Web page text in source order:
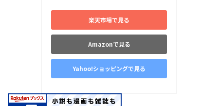
楽天市場で見る
Amazonで見る
Yahoo!ショッピングで見る